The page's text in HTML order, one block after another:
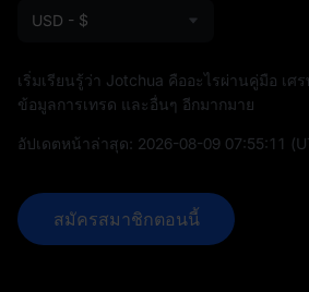
USD - $
เริ่มเรียนรู้ว่า Jotchua คืออะไรผ่านคู่มือ เศ
ข้อมูลการเทรด และอื่นๆ อีกมากมาย
อัปเดตหน้าล่าสุด: 2026-08-09 07:55:11
สมัครสมาชิกตอนนี้